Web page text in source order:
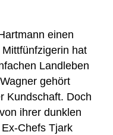
einen
hat
Landleben
gehört
Kundschaft. Doch
ihrer dunklen
Chefs Tjark